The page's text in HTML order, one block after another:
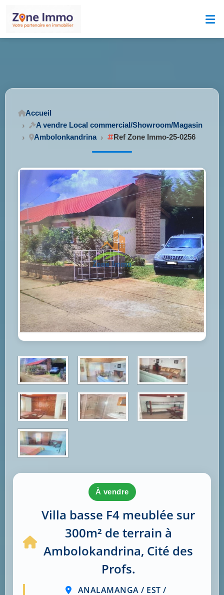
Accueil
A vendre Local commercial/Showroom/Magasin
Ambolonkandrina
Ref Zone Immo-25-0256
à vendre
Villa basse F4 meublée sur
300m² de terrain à
Ambolokandrina, Cité des
Profs.
ANALAMANGA / EST /